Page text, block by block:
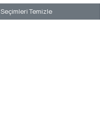
Seçimleri Temizle